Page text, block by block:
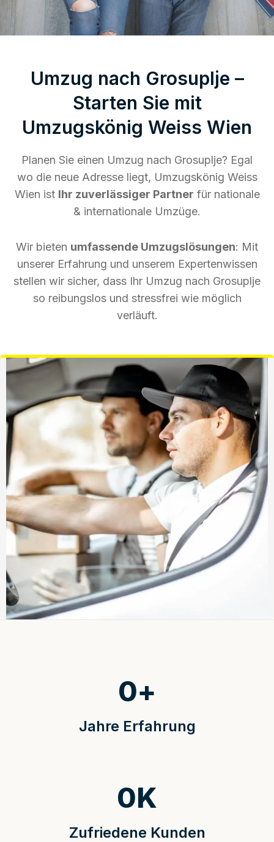
Umzug nach Grosuplje –
Starten Sie mit
Umzugskönig Weiss Wien
Planen Sie einen Umzug nach Grosuplje? Egal
wo die neue Adresse liegt, Umzugskönig Weiss
Wien ist Ihr zuverlässiger Partner für nationale
& internationale Umzüge.
Wir bieten umfassende Umzugslösungen: Mit
unserer Erfahrung und unserem Expertenwissen
stellen wir sicher, dass Ihr Umzug nach Grosuplje
so reibungslos und stressfrei wie möglich
verläuft.
Jahre Erfahrung
0+
Zufriedene Kunden
0K